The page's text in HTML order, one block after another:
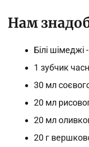
Нам
Білі шімеджі
1 зубчик
30 мл
20 мл
20 мл
20 г